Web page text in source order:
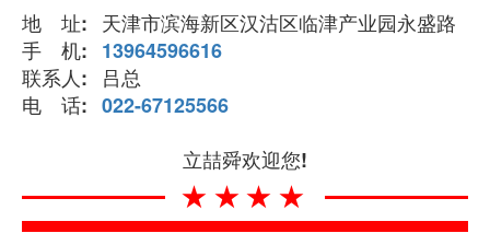
地 址: 天津市滨海新区汉沽区临津产业园永盛路
手 机: 13964596616
联系人:
吕总
电 话: 022-67125566
立喆舜欢迎您!
★★★★